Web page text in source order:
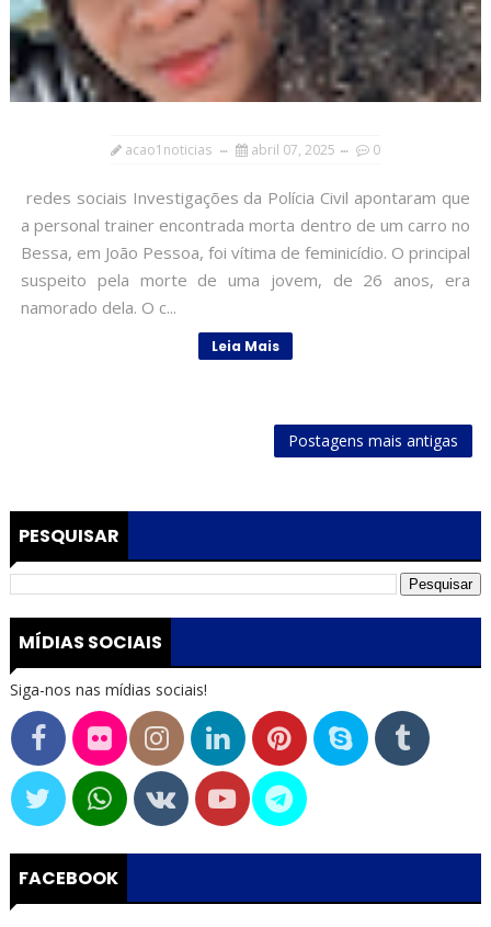
acao1noticias abril 07, 2025 0
redes sociais Investigações da Polícia Civil apontaram que
a personal trainer encontrada morta dentro de um carro no
Bessa, em João Pessoa, foi vítima de feminicídio. O principal
suspeito pela morte de uma jovem, de 26 anos, era
namorado dela. O c...
Leia Mais
Postagens mais antigas
PESQUISAR
MÍDIAS SOCIAIS
Siga-nos nas mídias sociais!
FACEBOOK